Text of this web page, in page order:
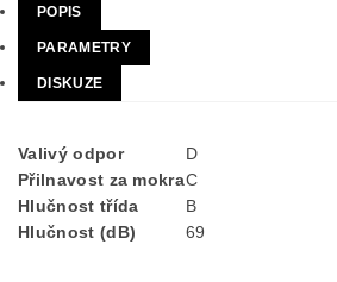
POPIS
PARAMETRY
DISKUZE
Valivý odpor
D
Přilnavost za mokraC
Hlučnost třída
B
Hlučnost (dB)
69